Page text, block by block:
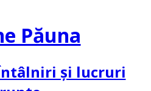
Păuna
și lucruri